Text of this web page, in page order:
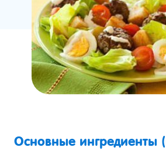
Основные ингредиенты